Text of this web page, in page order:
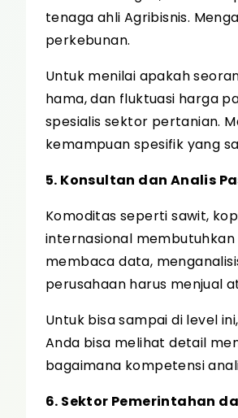
tenaga ahli Agribisnis.
perkebunan.
Untuk menilai apakah
hama, dan fluktuasi harga
spesialis sektor pertanian.
kemampuan spesifik yang
5. Konsultan dan Analis
Komoditas seperti sawit,
internasional membutuhkan
membaca data,
perusahaan harus menjual
Untuk bisa sampai di level
Anda bisa melihat detail
bagaimana kompetensi
6. Sektor Pemerintahan